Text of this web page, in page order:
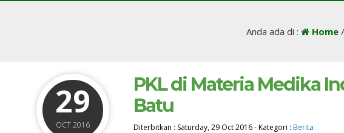
Anda ada di : Home/
29
OCT 2016
PKL di Materia Medika
Batu
Diterbitkan : Saturday, 29 Oct 2016-Kategori : Berita